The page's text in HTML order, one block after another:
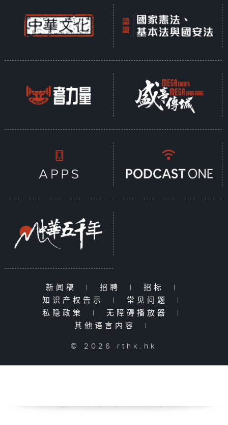
新闻稿 | 招聘 | 招标
|
知识产权告示
| 常见问题
|
私隐政策
| 无障碍播放器
|
其他语言内容
|
© 2026 rthk.hk